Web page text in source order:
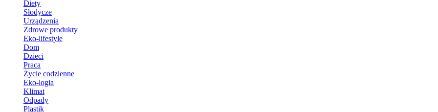
Diety
Słodycze
Urządzenia
Zdrowe produkty
Eko-lifestyle
Dom
Dzieci
Praca
Życie codzienne
Eko-logia
Klimat
Odpady
Plastik